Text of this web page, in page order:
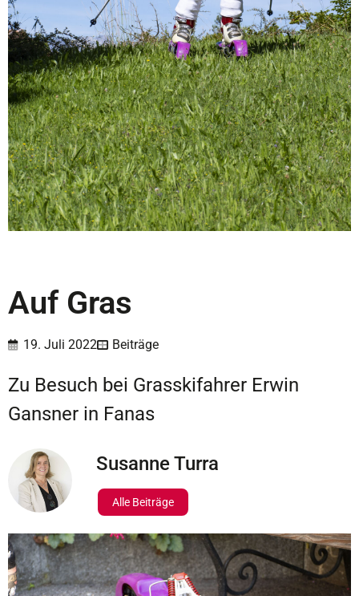
Auf Gras
19. Juli 2022 Beiträge
Zu Besuch bei Grasskifahrer Erwin
Gansner in Fanas
Susanne Turra
Alle Beiträge